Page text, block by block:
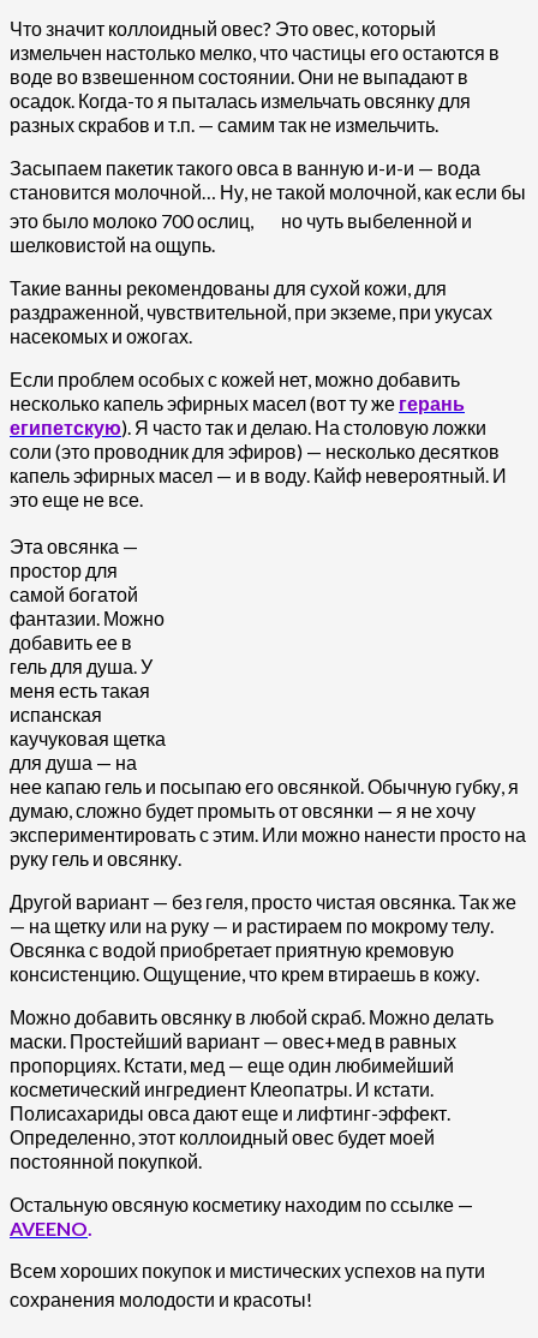
Что значит коллоидный овес? Это овес, который
измельчен настолько мелко, что частицы его остаются в
воде во взвешенном состоянии. Они не выпадают в
осадок. Когда-то я пыталась измельчать овсянку для
разных скрабов и т.п. — самим так не измельчить.
Засыпаем пакетик такого овса в ванную и-и-и — вода
становится молочной… Ну, не такой молочной, как если бы
это было молоко 700 ослиц,
но чуть выбеленной и
шелковистой на ощупь.
Такие ванны рекомендованы для сухой кожи, для
раздраженной, чувствительной, при экземе, при укусах
насекомых и ожогах.
Если проблем особых с кожей нет, можно добавить
несколько капель эфирных масел (вот ту же герань
египетскую). Я часто так и делаю. На столовую ложки
соли (это проводник для эфиров) — несколько десятков
капель эфирных масел — и в воду. Кайф невероятный. И
это еще не все.
Эта овсянка —
простор для
самой богатой
фантазии. Можно
добавить ее в
гель для душа. У
меня есть такая
испанская
каучуковая щетка
для душа — на
нее капаю гель и посыпаю его овсянкой. Обычную губку, я
думаю, сложно будет промыть от овсянки — я не хочу
экспериментировать с этим. Или можно нанести просто на
руку гель и овсянку.
Другой вариант — без геля, просто чистая овсянка. Так же
— на щетку или на руку — и растираем по мокрому телу.
Овсянка с водой приобретает приятную кремовую
консистенцию. Ощущение, что крем втираешь в кожу.
Можно добавить овсянку в любой скраб. Можно делать
маски. Простейший вариант — овес+мед в равных
пропорциях. Кстати, мед — еще один любимейший
косметический ингредиент Клеопатры. И кстати.
Полисахариды овса дают еще и лифтинг-эффект.
Определенно, этот коллоидный овес будет моей
постоянной покупкой.
Остальную овсяную косметику находим по ссылке —
AVEENO.
Всем хороших покупок и мистических успехов на пути
сохранения молодости и красоты!